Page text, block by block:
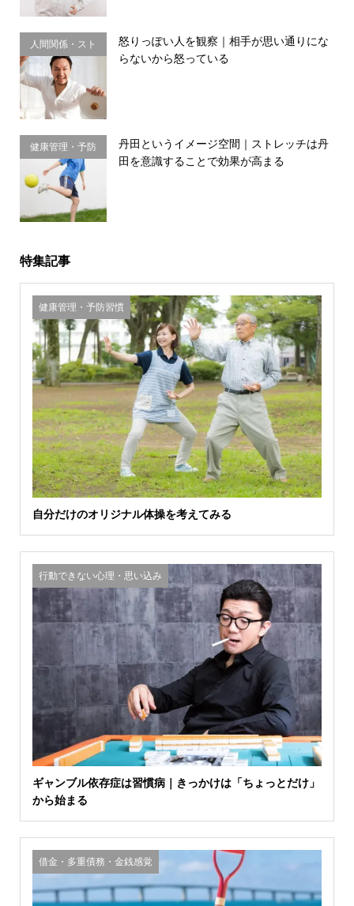
人間関係・スト
レス
怒りっぽい人を観察｜相手が思い通りにな
らないから怒っている
健康管理・予防
習慣
丹田というイメージ空間｜ストレッチは丹
田を意識することで効果が高まる
特集記事
健康管理・予防習慣
自分だけのオリジナル体操を考えてみる
行動できない心理・思い込み
ギャンブル依存症は習慣病｜きっかけは「ちょっとだけ」
から始まる
借金・多重債務・金銭感覚